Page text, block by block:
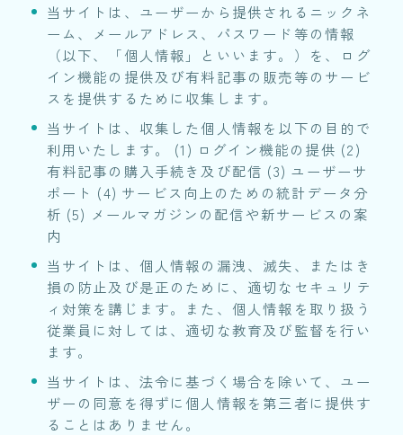
当サイトは、ユーザーから提供されるニックネ
ーム、メールアドレス、パスワード等の情報
（以下、「個人情報」といいます。）を、ログ
イン機能の提供及び有料記事の販売等のサービ
スを提供するために収集します。
当サイトは、収集した個人情報を以下の目的で
利用いたします。 (1) ログイン機能の提供 (2)
有料記事の購入手続き及び配信 (3) ユーザーサ
ポート (4) サービス向上のための統計データ分
析 (5) メールマガジンの配信や新サービスの案
内
当サイトは、個人情報の漏洩、滅失、またはき
損の防止及び是正のために、適切なセキュリテ
ィ対策を講じます。また、個人情報を取り扱う
従業員に対しては、適切な教育及び監督を行い
ます。
当サイトは、法令に基づく場合を除いて、ユー
ザーの同意を得ずに個人情報を第三者に提供す
ることはありません。